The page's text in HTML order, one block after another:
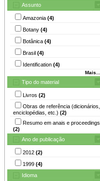
Assunto
Amazonia (4)
Botany (4)
Botânica (4)
Brasil (4)
Identification (4)
Mais...
Tipo do material
Livros (2)
Obras de referência (dicionários,
enciclopédias, etc.) (2)
Resumo em anais e proceedings
(2)
Ano de publicação
2012 (2)
1999 (4)
Idioma